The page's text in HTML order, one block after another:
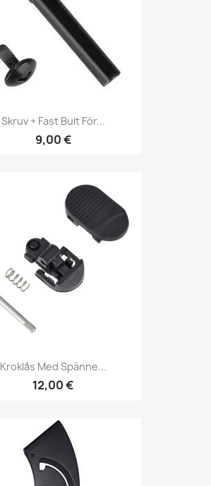
Skruv + Fast Bult För...
9,00 €
Kroklås Med Spänne...
12,00 €